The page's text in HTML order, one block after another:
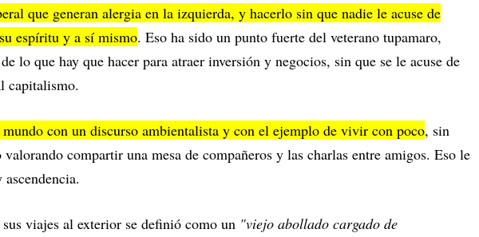
que generan alergia en la izquierda, y hacerlo sin que nadie le acuse de
espíritu y a sí mismo. Eso ha sido un punto fuerte del veterano tupamaro,
lo que hay que hacer para atraer inversión y negocios, sin que se le acuse de
capitalismo.
con un discurso ambientalista y con el ejemplo de vivir con poco, sin
compartir una mesa de compañeros y las charlas entre amigos. Eso le
viajes al exterior se definió como un "viejo abollado cargado de